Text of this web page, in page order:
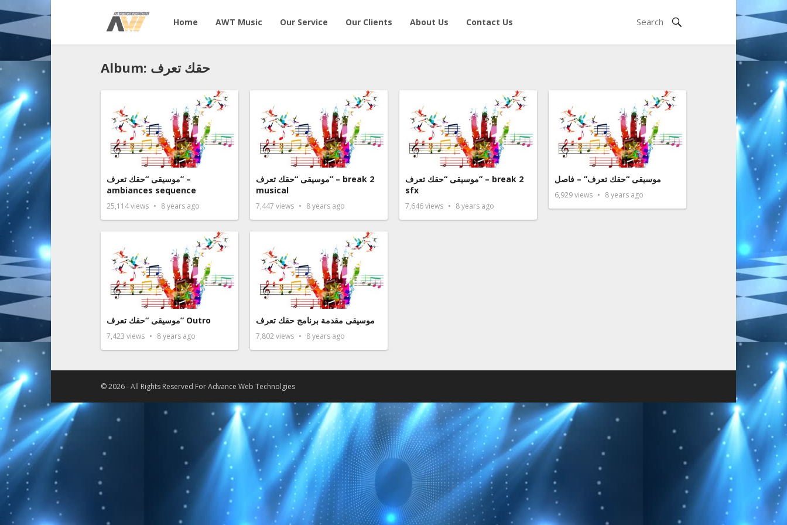
Home AWT Music Our Service Our Clients About Us Contact Us
Album: حقك تعرف
موسيقى “حقك تعرف” –
ambiances sequence
25,114views 8 years ago
موسيقى “حقك تعرف” – break 2
musical
7,447 views 8 years ago
موسيقى “حقك تعرف” – break 2
sfx
7,646views 8 years ago
موسيقى “حقك تعرف” – فاصل
6,929views 8 years ago
موسيقى “حقك تعرف” Outro
7,423 views 8 years ago
موسيقى مقدمة برنامج حقك تعرف
7,802views 8 years ago
© 2026 - All Rights Reserved ForAdvance Web Technolgies